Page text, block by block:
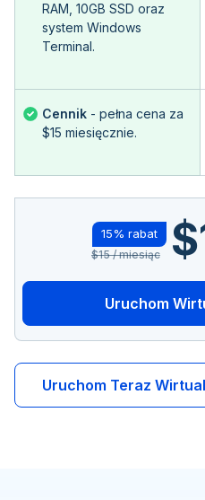
RAM, 10GB SSD oraz
system Windows
Terminal.
Cennik - pełna cena za
$15 miesięcznie.
$15 / miesiąc
15% rabat
Uruchom
Uruchom Teraz